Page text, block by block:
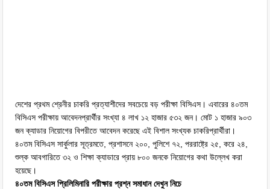
দেশের প্রথম শ্রেনীর চাকরি প্রত্যাশীদের সবচেয়ে বড় পরীক্ষা বিসিএস। এবারের ৪০তম
বিসিএস পরীক্ষায় আবেদনপ্রার্থীর সংখ্যা ৪ লাখ ১২ হাজার ৫৩২ জন। মোট ১ হাজার ৯০৩
জন ক্যাডার নিয়োগের বিপরীতে আবেদন করেছে এই বিশাল সংখ্যক চাকরিপ্রার্থীরা।
৪০তম বিসিএস সার্কুলার সূত্রমতে, প্রশাসনে ২০০, পুলিশে ৭২, পররাষ্ট্রে ২৫, করে ২৪,
শুল্ক আবগারিতে ৩২ ও শিক্ষা ক্যাডারে প্রায় ৮০০ জনকে নিয়োগের কথা উল্লেখ করা
হয়েছে।
৪০তম বিসিএস প্রিলিমিনারি পরীক্ষার প্রশ্ন সমাধান দেখুন নিচে